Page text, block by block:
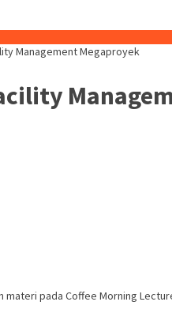
Management Megaproyek
pada Coffee Morning